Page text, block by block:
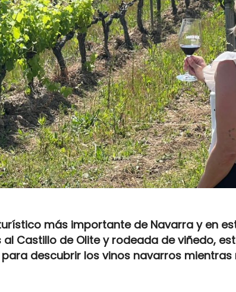
más importante de Navarra y en
al Castillo de Olite y rodeada de viñedo,
descubrir los vinos navarros